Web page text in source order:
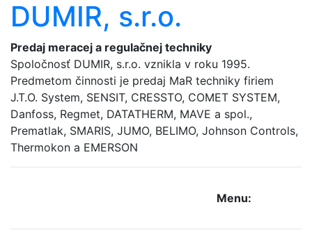
DUMIR, s.r.o.
Predaj meracej a regulačnej techniky
Spoločnosť DUMIR, s.r.o. vznikla v roku 1995.
Predmetom činnosti je predaj MaR techniky firiem
J.T.O. System, SENSIT, CRESSTO, COMET SYSTEM,
Danfoss, Regmet, DATATHERM, MAVE a spol.,
Prematlak, SMARIS, JUMO, BELIMO, Johnson Controls,
Thermokon a EMERSON
Menu: